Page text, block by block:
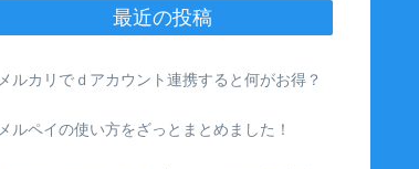
最近の投稿
メルカリでｄアカウント連携すると何がお得？
メルペイの使い方をざっとまとめました！